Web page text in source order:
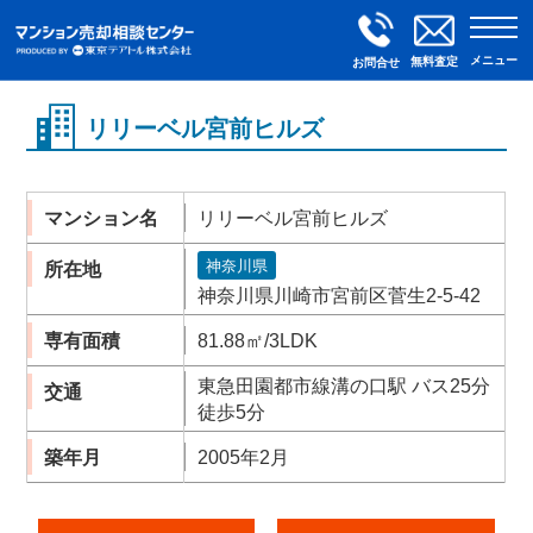
お問合せ 無料査定 メニュー
リリーベル宮前ヒルズ
マンション名 リリーベル宮前ヒルズ
所在地 神奈川県
神奈川県川崎市宮前区菅生2-5-42
専有面積 81.88㎡/3LDK
交通
東急田園都市線溝の口駅 バス25分
徒歩5分
築年月 2005年2月